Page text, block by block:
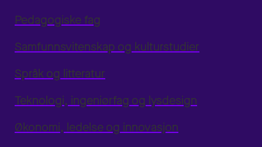
Pedagogiske fag
Samfunnsvitenskap og kulturstudier
Språk og litteratur
Teknologi, ingeniørfag og lysdesign
Økonomi, ledelse og innovasjon